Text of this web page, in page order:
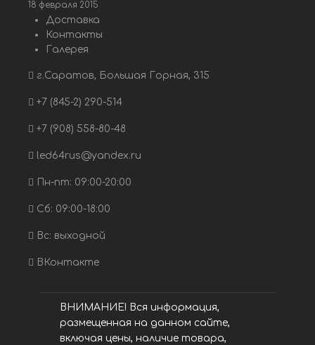
18 февраля 2015
Доставка
Контакты
Галерея
г.Саратов, Большая Горная, 315
+7 (845-2) 290-514
+7 (908) 558-80-48
led64rus@yandex.ru
Пн-пт: 09:00-20:00
Сб: 09:00-18:00
Вс: выходной
ВКонтакте
ВНИМАНИЕ! Вся информация,
размещенная на данном сайте,
включая цены, наличие товара,